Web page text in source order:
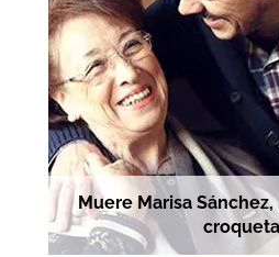
Muere Marisa